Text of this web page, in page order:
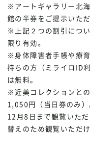
※アートギャラリー北
館の半券をご提示いた
※上記２つの割引につ
限り有効。
※身体障害者手帳や療
持ちの方（ミライロID
は無料。
※近美コレクションと
1,050円（当日券のみ
12月8日まで観覧いた
替えのため観覧いただけ